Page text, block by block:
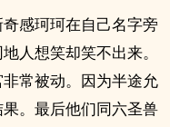
感珂珂在自己名字旁
人想笑却笑不出来。
常被动。因为半途允
。最后他们同六圣兽